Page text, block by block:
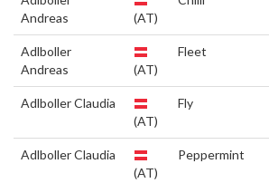
Andreas
(AT)
Adlboller
Andreas
(AT)
Fleet
Adlboller Claudia
(AT)
Fly
Adlboller Claudia
(AT)
Peppermint